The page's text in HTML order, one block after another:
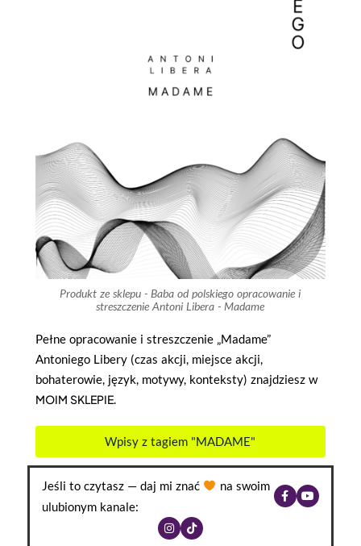
Produkt ze sklepu - Baba od polskiego opracowanie i
streszczenie Antoni Libera - Madame
Pełne opracowanie i streszczenie „Madame”
Antoniego Libery (czas akcji, miejsce akcji,
bohaterowie, język, motywy, konteksty) znajdziesz w
MOIM SKLEPIE.
Wpisy z tagiem "MADAME"
Jeśli to czytasz — daj mi znać
na swoim
ulubionym kanale: